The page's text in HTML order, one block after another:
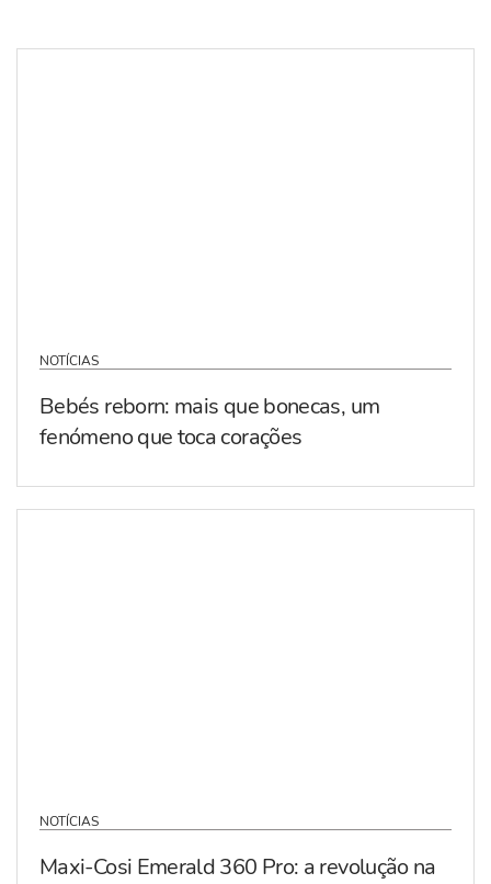
NOTÍCIAS
Bebés reborn: mais que bonecas, um
fenómeno que toca corações
NOTÍCIAS
Maxi-Cosi Emerald 360 Pro: a revolução na